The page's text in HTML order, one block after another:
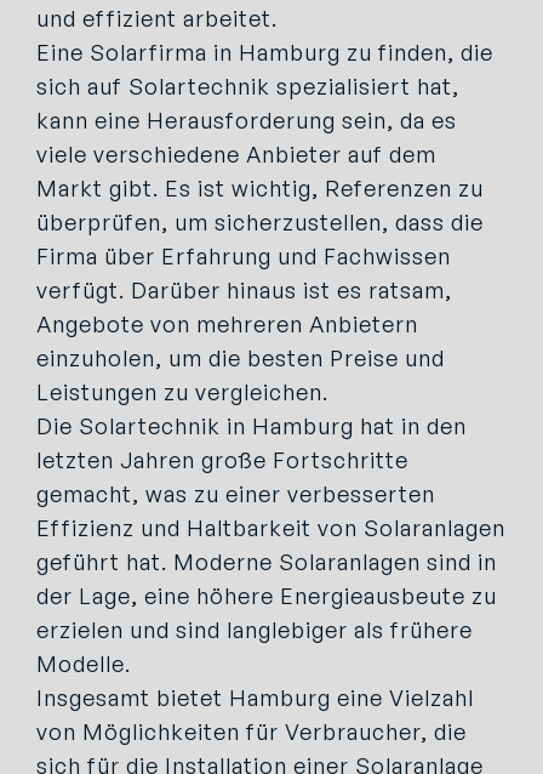
und effizient arbeitet.
Eine Solarfirma in Hamburg zu finden, die
sich auf Solartechnik spezialisiert hat,
kann eine Herausforderung sein, da es
viele verschiedene Anbieter auf dem
Markt gibt. Es ist wichtig, Referenzen zu
überprüfen, um sicherzustellen, dass die
Firma über Erfahrung und Fachwissen
verfügt. Darüber hinaus ist es ratsam,
Angebote von mehreren Anbietern
einzuholen, um die besten Preise und
Leistungen zu vergleichen.
Die Solartechnik in Hamburg hat in den
letzten Jahren große Fortschritte
gemacht, was zu einer verbesserten
Effizienz und Haltbarkeit von Solaranlagen
geführt hat. Moderne Solaranlagen sind in
der Lage, eine höhere Energieausbeute zu
erzielen und sind langlebiger als frühere
Modelle.
Insgesamt bietet Hamburg eine Vielzahl
von Möglichkeiten für Verbraucher, die
sich für die Installation einer Solaranlage